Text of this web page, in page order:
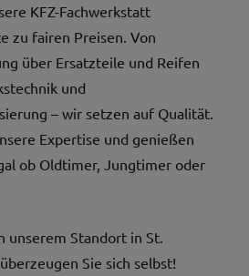
KFZ-Fachwerkstatt
zu fairen Preisen. Von
über Ersatzteile und Reifen
und
– wir setzen auf Qualität.
Expertise und genießen
ob Oldtimer, Jungtimer oder
unserem Standort in St.
Sie sich selbst!